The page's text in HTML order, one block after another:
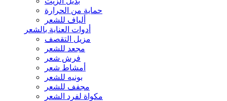
حماية من الحرارة
ألياف للشعر
أدوات العناية بالشعر
مزيل التقصف
مجعد للشعر
فرش شعر
أمشاط شعر
بونيه للشعر
مجفف للشعر
مكواة لفرد الشعر